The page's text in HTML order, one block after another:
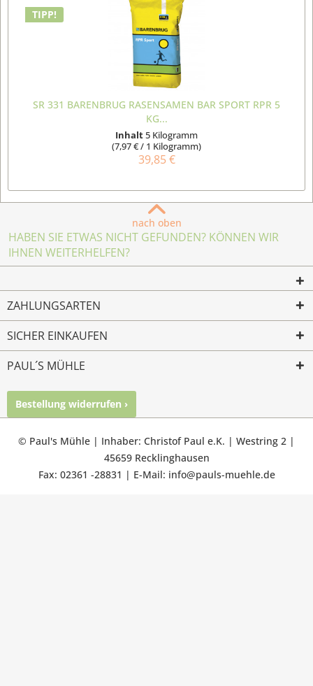
TIPP!
SR 331 BARENBRUG RASENSAMEN BAR SPORT RPR 5
KG...
Inhalt5 Kilogramm
(7,97 € / 1 Kilogramm)
39,85 €
nach oben
HABEN SIE ETWAS NICHT GEFUNDEN? KÖNNEN WIR
IHNEN WEITERHELFEN?
ZAHLUNGSARTEN
SICHER EINKAUFEN
PAUL´S MÜHLE
Bestellung widerrufen ›
© Paul's Mühle | Inhaber: Christof Paul e.K. | Westring 2 |
45659 Recklinghausen
Fax: 02361 -28831 | E-Mail: info@pauls-muehle.de